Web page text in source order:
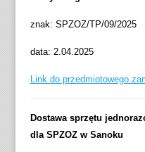
znak: SPZOZ/TP/09/2025
data: 2.04.2025
Link do przedmiotowego
Dostawa sprzętu
dla SPZOZ w Sanoku